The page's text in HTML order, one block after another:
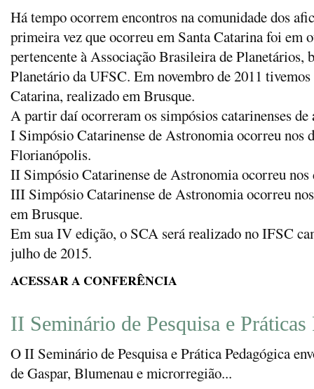
Há tempo ocorrem encontros na comunidade dos
primeira vez que ocorreu em Santa Catarina foi em
pertencente à Associação Brasileira de
Planetário da UFSC. Em novembro de 2011
Catarina, realizado em Brusque.
A partir daí ocorreram os simpósios catarinenses de
I Simpósio Catarinense de Astronomia ocorreu nos
Florianópolis.
II Simpósio Catarinense de Astronomia ocorreu
III Simpósio Catarinense de Astronomia ocorreu
em Brusque.
Em sua IV edição, o SCA será realizado no IFSC
julho de 2015.
ACESSAR A CONFERÊNCIA
II Seminário de Pesquisa e Práticas
O II Seminário de Pesquisa e Prática Pedagógica
de Gaspar, Blumenau e microrregião...